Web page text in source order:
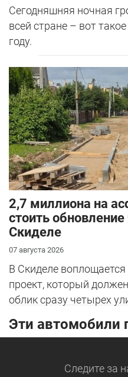
Сегодняшняя ночная
всей стране – вот
году.
2,7 миллиона на
стоить
Скиделе
07 августа 2026
В Скиделе
проект, который
облик сразу четырех
Эти автомобили
Следите за